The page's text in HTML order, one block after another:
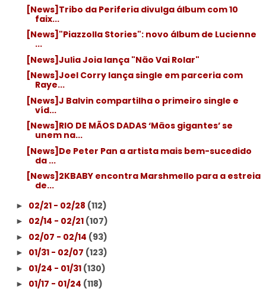
[News]Tribo da Periferia divulga álbum com 10
faix...
[News]"Piazzolla Stories": novo álbum de Lucienne
...
[News]Julia Joia lança "Não Vai Rolar"
[News]Joel Corry lança single em parceria com
Raye...
[News]J Balvin compartilha o primeiro single e
víd...
[News]RIO DE MÃOS DADAS ‘Mãos gigantes’ se
unem na...
[News]De Peter Pan a artista mais bem-sucedido
da ...
[News]2KBABY encontra Marshmello para a estreia
de...
► 02/21 - 02/28 (112)
► 02/14 - 02/21 (107)
► 02/07 - 02/14 (93)
► 01/31 - 02/07 (123)
► 01/24 - 01/31 (130)
► 01/17 - 01/24 (118)